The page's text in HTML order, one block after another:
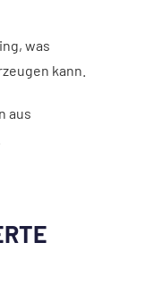
was
kann.
aus